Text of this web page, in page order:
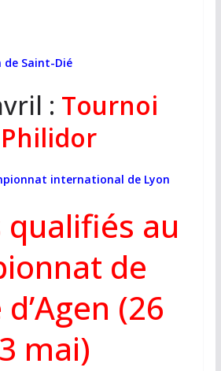
de Saint-Dié
: Tournoi
Philidor
international de Lyon
qualifiés au
de
(26
mai)